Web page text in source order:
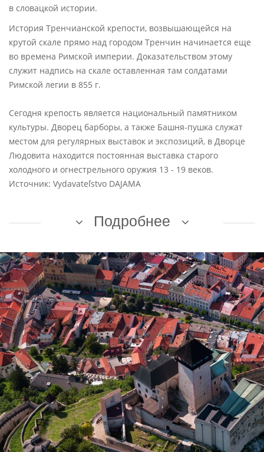
в словацкой истории.
История Тренчианской крепости, возвышающейся на
крутой скале прямо над городом Тренчин начинается еще
во врeмена Римской империи. Доказательством этому
служит надпись на скале оставленная там солдатами
Римской легии в 855 г.
Сегодня крепость является национальный памятником
культуры. Дворец барборы, а также Башня-пушка служат
местом для регулярных выставок и экспозиций, в Дворце
Людовита находится постоянная выставка старого
холодного и огнестрельного оружия 13 - 19 веков.
Источник: Vydavateľstvo DAJAMA
Подробнее